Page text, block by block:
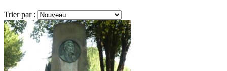
Trier par :